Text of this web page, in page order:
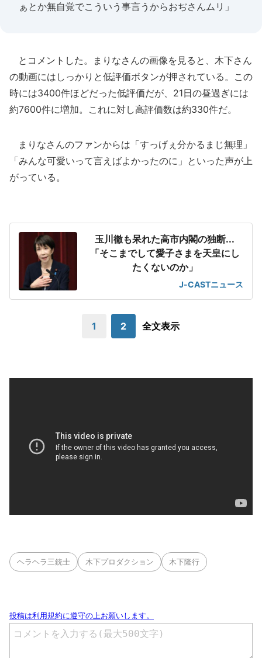
ぁとか無自覚でこういう事言うからおぢさんムリ」
とコメントした。まりなさんの画像を見ると、木下さん
の動画にはしっかりと低評価ボタンが押されている。この
時には3400件ほどだった低評価だが、21日の昼過ぎには
約7600件に増加。これに対し高評価数は約330件だ。
まりなさんのファンからは「すっげぇ分かるまじ無理」
「みんな可愛いって言えばよかったのに」といった声が上
がっている。
玉川徹も呆れた高市内閣の独断...
「そこまでして愛子さまを天皇にし
たくないのか」
J-CASTニュース
1 2 全文表示
ヘラヘラ三銃士 木下プロダクション 木下隆行